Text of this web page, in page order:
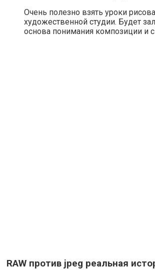
Очень полезно взять уроки
художественной студии. Будет
основа понимания композиции и
RAW против jpeg реальная